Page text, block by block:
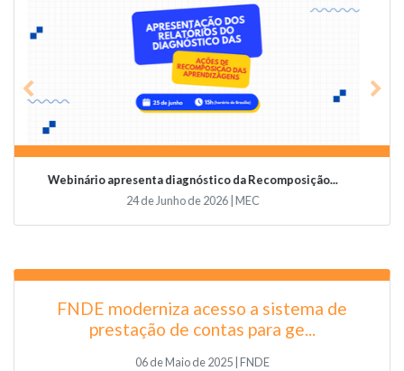
Videoconferência vai abordar o papel da educaçã...
19 de Junho de 2026 | Undime
Previous
FNDE moderniza acesso a sistema de
prestação de contas para ge...
06 de Maio de 2025 | FNDE